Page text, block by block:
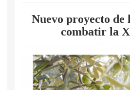
Nuevo proyecto de
combatir la